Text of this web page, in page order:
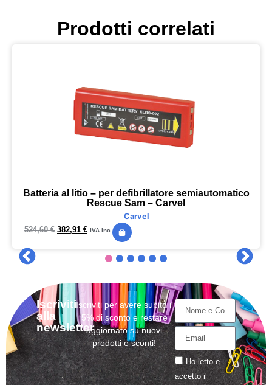
Prodotti correlati
Batteria al litio – per defibrillatore semiautomatico
Rescue Sam – Carvel
Carvel
524,60€ 382,91 € IVA inc.
Iscriviti
alla
newsletter
Iscriviti per avere subito il
5% di sconto e restare
aggiornato su nuovi
prodotti e sconti!
Ho letto e
accetto il